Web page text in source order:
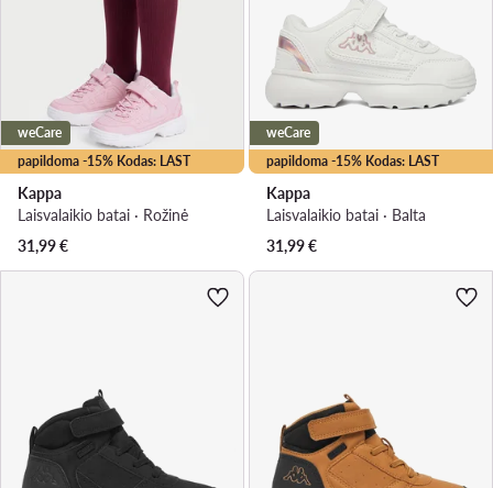
papildoma -15% Kodas: LAST
weCare
Kappa
Laisvalaikio batai · Rožinė
31,99€
papildoma -15% Kodas: LAST
weCare
Kappa
Laisvalaikio batai · Balta
31,99€